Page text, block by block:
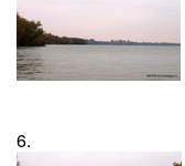
6.